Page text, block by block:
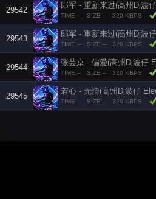
29542
郎军 - 重新来过(高州Dj波
TIME -- SIZE -- 320 KBPS
29543
郎军 - 重新来过(高州Dj波
TIME -- SIZE -- 320 KBPS
29544
张芸京 - 偏爱(高州Dj波仔
TIME -- SIZE -- 320 KBPS
29545
若心 - 无情(高州Dj波仔
TIME -- SIZE -- 320 KBPS